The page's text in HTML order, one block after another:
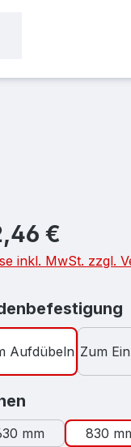
Preis:
€
inkl. MwSt. zzgl.
Aufdübeln Zum
mm 830